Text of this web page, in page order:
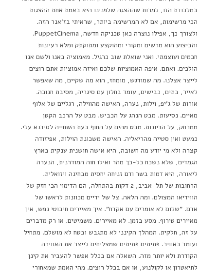
במלכודת הזו, למרות שההצגה שלפנינו היא באמת אחת ההצגות
הכי מרשימות, אם לא המרשימה ביותר, שראיתי בז'אנר הזה.
ולצורך כך, אפילו נוצרה כאן טכניקה חדשה, PuppetCinema.
והביצוע הוא מרשים ומקורי ומהוקצע ומתוקתק ומלא רעיונות
חכמים ועוצמתי. ואני שואלת שוב כרגיל. מאמוציה באנו ולשם אנו
הולכים. ואתם. איפה האמוציות שלכם ואיזה אמוציות אתם רוצים
לייצר אצלנו. מה שמודגש, מומחז, הוא מה שקיים, מה שאפשר
לאייר, בתים, כבישים, עומד בחלון עם סיגריה, מסיבת חנוכה.
אורות של ג'יפ, וילות, נערה, האישה מהווילה, רגליים של אלוף
מאיים. נסיעות. מבט הנהג על הכביש. מבט על הרכב הקטן
ממרחק, על הדיונות. מבט מהים על החוף בעת השחייה לסידנא עלי.
כמעט ואין סטייה מהריאליה. האישה משכונת הוילות, אפיזודה
קצרה ולא מי יודע מה חשובה, היא אישה חושנית ענקית בארץ
הגמדים, שלא נשכח כל-כך מהר ואילו חוה המודרנית, הנערה
ליאורה, היא דמות בשר ודם זניחה יחסית מבחינה ויזואלית.
הרחובות של תל-אביב, 2 דקות בהתחלה, הם הדימוי הכי חזק של
הווידיאו המצולם. ומה הלאה. צל של ידיים מכוונות לראשו של
אדם. "שלום לא אומרים עם אקדח". איך מאיירים חיבוטי נפש, איך
מאיירים טירוף. מסע בזמן. לא מאיירים. משמיטים. או רק מדברים
על זה, חלקית. המהלך הקינני לא מתגבש ובטח לא מושלם. מתחיל
ועומד באוויר. פתיתים פתיתים שמצליחים לייצר את האווירה
הקודרת ולא יותר מזה. השאלה אם בכלל אפשר להעביר את קינן
לתיאטרון או לקולנוע, או אם בכלל רוצים. מהי האמת שמאחורי